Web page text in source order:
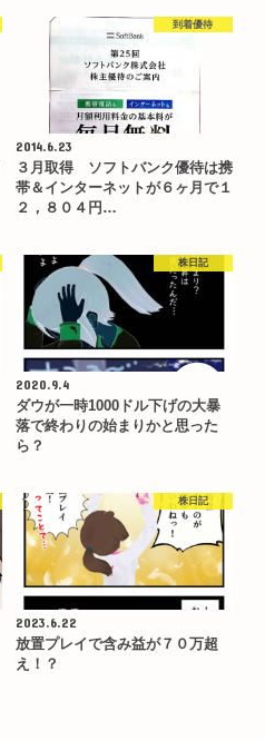
到着優待
2014.6.23
３月取得 ソフトバンク優待は携
帯＆インターネットが６ヶ月で１
２，８０４円…
株日記
2020.9.4
ダウが一時1000ドル下げの大暴
落で終わりの始まりかと思った
ら？
株日記
2023.6.22
放置プレイで含み益が７０万超
え！？